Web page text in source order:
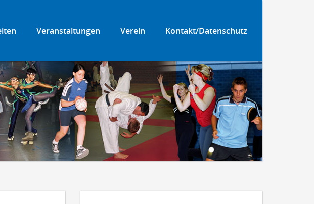
Kontakt/Datenschutz
Verein
Veranstaltungen